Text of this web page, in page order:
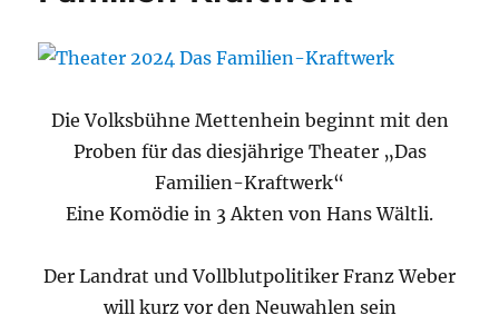
Die Volksbühne Mettenhein beginnt mit den
Proben für das diesjährige Theater „Das
Familien-Kraftwerk“
Eine Komödie in 3 Akten von Hans Wältli.
Der Landrat und Vollblutpolitiker Franz Weber
will kurz vor den Neuwahlen sein